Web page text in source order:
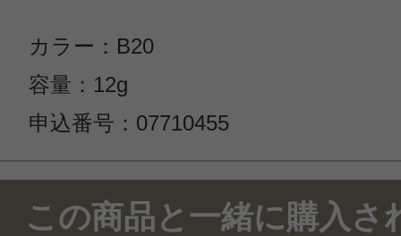
カラー：B20
容量：12g
申込番号：07710455
この商品と一緒に購入さ